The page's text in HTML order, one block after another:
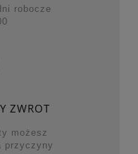
robocze
ZWROT
możesz
przyczyny